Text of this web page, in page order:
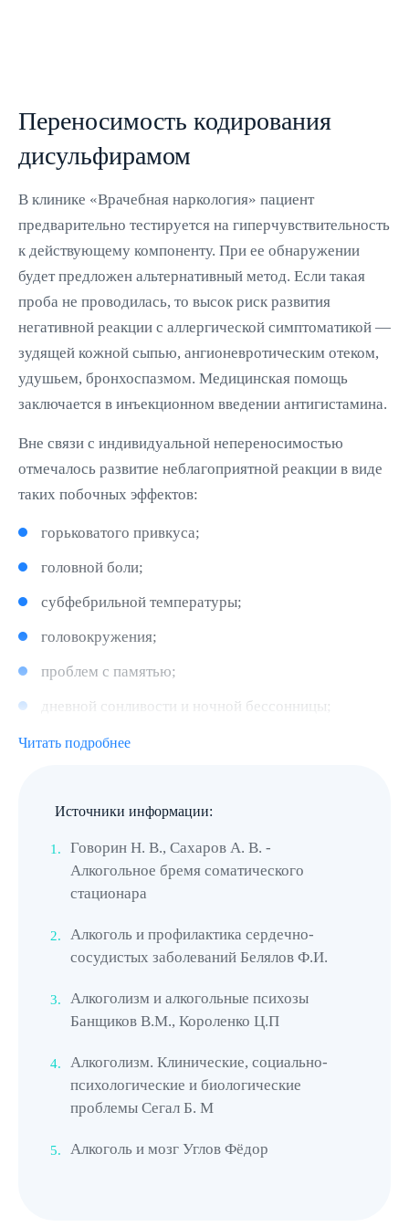
Переносимость кодирования
дисульфирамом
В клинике «Врачебная наркология» пациент
предварительно тестируется на гиперчувствительность
к действующему компоненту. При ее обнаружении
будет предложен альтернативный метод. Если такая
проба не проводилась, то высок риск развития
негативной реакции с аллергической симптоматикой —
зудящей кожной сыпью, ангионевротическим отеком,
удушьем, бронхоспазмом. Медицинская помощь
заключается в инъекционном введении антигистамина.
Вне связи с индивидуальной непереносимостью
отмечалось развитие неблагоприятной реакции в виде
таких побочных эффектов:
горьковатого привкуса;
головной боли;
субфебрильной температуры;
головокружения;
проблем с памятью;
дневной сонливости и ночной бессонницы;
тревожности.
лекарственному средству. Максимум за неделю такие
признаки плохой переносимости исчезают без
симптоматической терапии. Раскодирование
выполняется, если они долго сохраняются, их
выраженность не изменяется и даже усиливается.
Особенности кодировки от
алкоголя дисульфирамом
Установка импланта проходит только в стерильных
условиях операционного кабинета. Укол дисульфирама
получится сделать при амбулаторном посещении
клиники «Врачебная наркология» и на дому. Прием
первых, он контролируется сотрудниками. Во-вторых,
Читать подробнее
Источники информации:
Говорин Н. В., Сахаров А. В. -
Алкогольное бремя соматического
стационара
Алкоголь и профилактика сердечно-
сосудистых заболеваний Белялов Ф.И.
Алкоголизм и алкогольные психозы
Банщиков В.М., Короленко Ц.П
Алкоголизм. Клинические, социально-
психологические и биологические
проблемы Сегал Б. М
Алкоголь и мозг Углов Фёдор